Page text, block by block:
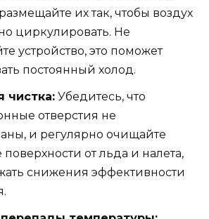
их так, чтобы воздух
циркулировать. Не
устройство, это поможет
постоянный холод.
чистка: Убедитесь, что
отверстия не
и регулярно очищайте
от льда и налета,
снижения эффективности